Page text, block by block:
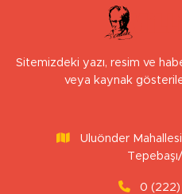
Sitemizdeki yazı, resim ve
veya kaynak
Uluönder
0 (222)